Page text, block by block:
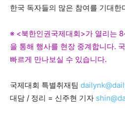
한국 독자들의 많은 참여를 기대한
※ <북한인권국제대회>가 열리는
을 통해 행사를 현장 중계합니다.
빠르게 만나보실 수 있습니다.
국제대회 특별취재팀
대담 / 정리 = 신주현 기자